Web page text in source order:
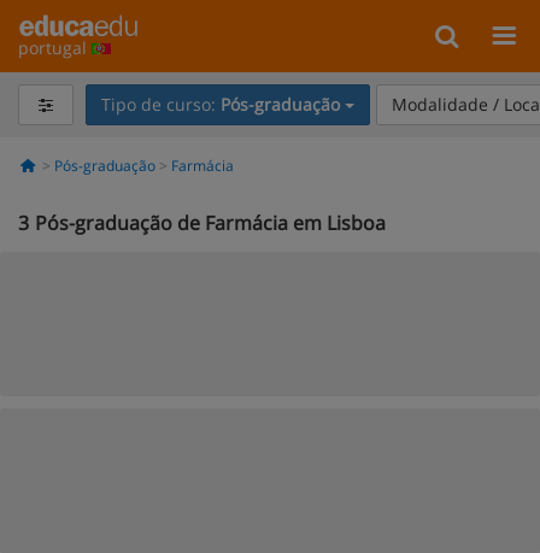
portugal
Tipo de curso: Pós-graduação Modalidade /
Pós-graduação Farmácia
3 Pós-graduação de Farmácia em Lisboa